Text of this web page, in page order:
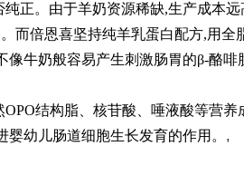
正。由于羊奶资源稀缺,生产成本
而倍恩喜坚持纯羊乳蛋白配方,用全
牛奶般容易产生刺激肠胃的β-酪啡
结构脂、核苷酸、唾液酸等营
幼儿肠道细胞生长发育的作用。 ,